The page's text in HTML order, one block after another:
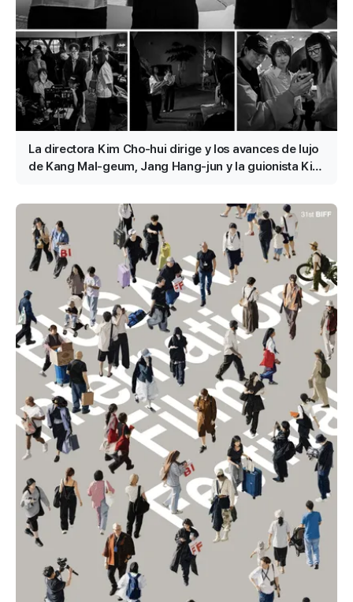
La directora Kim Cho-hui dirige y los avances de lujo
de Kang Mal-geum, Jang Hang-jun y la guionista Kim